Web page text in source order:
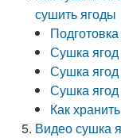
сушить ягоды
Сушка ягод
Сушка
Сушка ягод
Как
Видео сушка